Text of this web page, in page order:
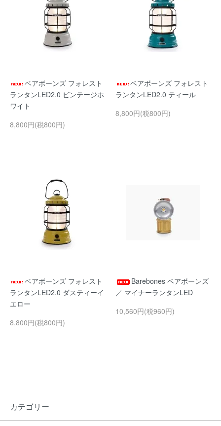
ベアボーンズ フォレスト
ランタンLED2.0 ビンテージホ
ワイト
8,800円(税800円)
ベアボーンズ フォレスト
ランタンLED2.0 ティール
8,800円(税800円)
ベアボーンズ フォレスト
ランタンLED2.0 ダスティーイ
エロー
8,800円(税800円)
Barebones ベアボーンズ
／ マイナーランタンLED
10,560円(税960円)
カテゴリー